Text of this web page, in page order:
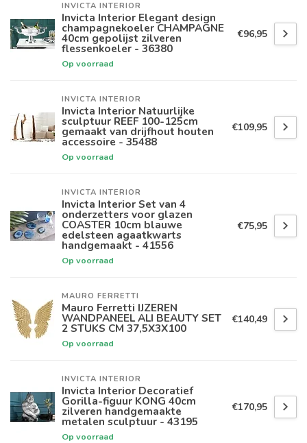
INVICTA INTERIOR
Invicta Interior Elegant design
champagnekoeler CHAMPAGNE
40cm gepolijst zilveren
flessenkoeler - 36380
Op voorraad
€96,95
INVICTA INTERIOR
Invicta Interior Natuurlijke
sculptuur REEF 100-125cm
gemaakt van drijfhout houten
accessoire - 35488
Op voorraad
€109,95
INVICTA INTERIOR
Invicta Interior Set van 4
onderzetters voor glazen
COASTER 10cm blauwe
edelsteen agaatkwarts
handgemaakt - 41556
Op voorraad
€75,95
MAURO FERRETTI
Mauro Ferretti IJZEREN
WANDPANEEL ALI BEAUTY SET
2 STUKS CM 37,5X3X100
Op voorraad
€140,49
INVICTA INTERIOR
Invicta Interior Decoratief
Gorilla-figuur KONG 40cm
zilveren handgemaakte
metalen sculptuur - 43195
Op voorraad
€170,95